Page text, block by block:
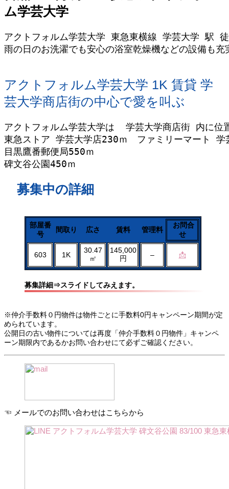
ム学芸大学
アクトフォルム学芸大学 東急東横線 学芸大学 駅
雨の日のお洗濯でも安心の浴室乾燥機などの設備も充
アクトフォルム学芸大学 1K 賃貸 学
芸大学商店街の中心で愛を叫ぶ
アクトフォルム学芸大学は  学芸大学商店街 内に位
東急ストア 学芸大学店230ｍ　ファミリーマート
目黒鷹番郵便局550ｍ
募集中の詳細
部屋番
号
間取り 広さ 賃料 管理料
お問合
せ
603 1K
30.47
㎡
145,000
円
– 📩
募集詳細⇒スライドしてみえます。
※仲介手数料０円物件は物件ごとに手数料0円キャンペーン期間が定
められています。
公開日の古い物件については再度「仲介手数料０円物件」キャンペ
ーン期限内であるかお問い合わせにて必ずご確認ください。
☜ メールでのお問い合わせはこちらから